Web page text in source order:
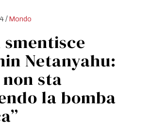
/Mondo
smentisce
Netanyahu:
non sta
la bomba